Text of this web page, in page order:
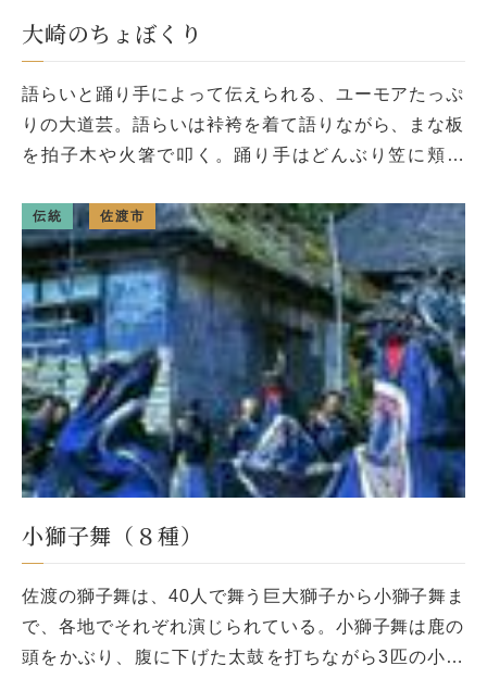
大崎のちょぼくり
語らいと踊り手によって伝えられる、ユーモアたっぷ
りの大道芸。語らいは裃袴を着て語りながら、まな板
を拍子木や火箸で叩く。踊り手はどんぶり笠に頬被
は徳利をぶらさげ、硬貨を入れた […]
伝統 佐渡市
小獅子舞（８種）
佐渡の獅子舞は、40人で舞う巨大獅子から小獅子舞ま
で、各地でそれぞれ演じられている。小獅子舞は鹿の
頭をかぶり、腹に下げた太鼓を打ちながら3匹の小獅